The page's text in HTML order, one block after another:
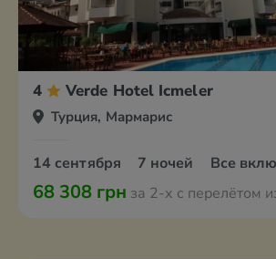
4 Verde Hotel Icmeler
Турция, Мармарис
14 сентября 7 ночей Все
68 308 грн за 2-х с перелётом